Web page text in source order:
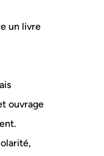
un livre
ouvrage